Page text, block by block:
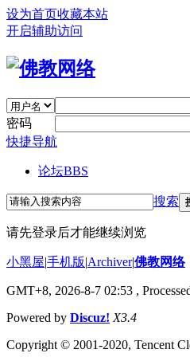
设为首页收藏本站
开启辅助访问
密码
快捷导航
论坛BBS
搜索
请先登录后才能继续浏览
小黑屋|手机版|Archiver|佛教网络
GMT+8, 2026-8-7 02:53 ,
Powered by Discuz! X3.4
Copyright © 2001-2020, Tencent